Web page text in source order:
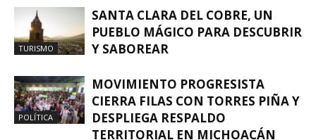
TURISMO
SANTA CLARA DEL COBRE, UN
PUEBLO MÁGICO PARA DESCUBRIR
Y SABOREAR
POLÍTICA
MOVIMIENTO PROGRESISTA
CIERRA FILAS CON TORRES PIÑA Y
DESPLIEGA RESPALDO
TERRITORIAL EN MICHOACÁN